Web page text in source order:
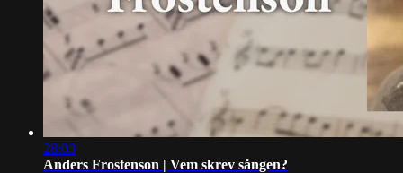
28:03
Anders Frostenson | Vem skrev sången?